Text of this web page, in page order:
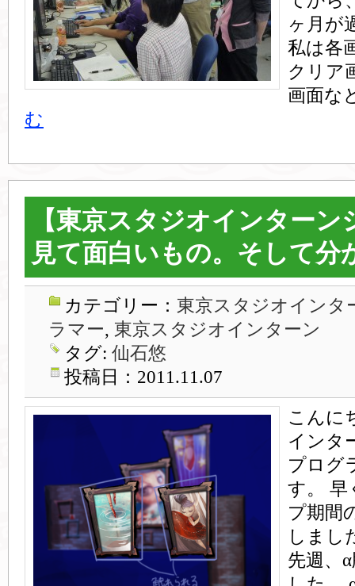
ヶ月が
私は各
クリア
画面な
む
【東京スタジオインターン
見て面白いもの。そして分
カテゴリー： 東京スタジオインタ
ラマー, 東京スタジオインターン
タグ: 仙石悠
投稿日：2011.11.07
こんに
インタ
プログ
す。 早
プ期間
しまし
先週、